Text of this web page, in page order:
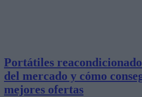
Portátiles
del mercado y cómo
mejores ofertas